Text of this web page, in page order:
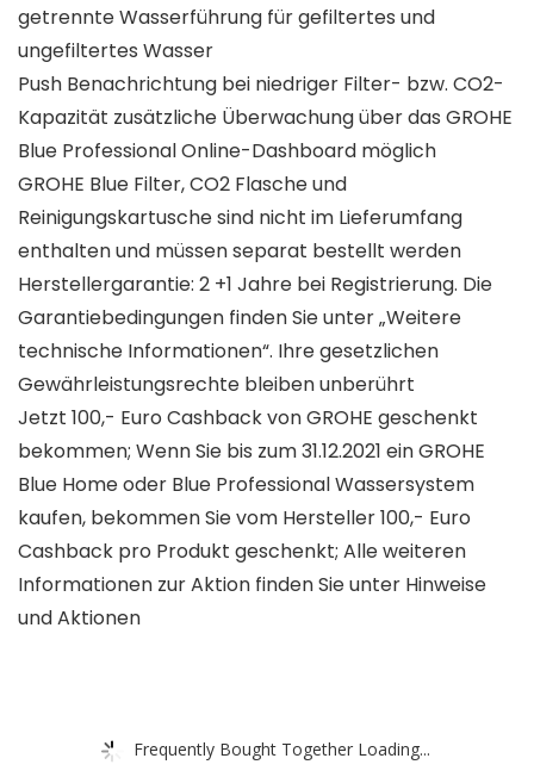
getrennte Wasserführung für gefiltertes und
ungefiltertes Wasser
Push Benachrichtung bei niedriger Filter- bzw. CO2-
Kapazität zusätzliche Überwachung über das GROHE
Blue Professional Online-Dashboard möglich
GROHE Blue Filter, CO2 Flasche und
Reinigungskartusche sind nicht im Lieferumfang
enthalten und müssen separat bestellt werden
Herstellergarantie: 2 +1 Jahre bei Registrierung. Die
Garantiebedingungen finden Sie unter „Weitere
technische Informationen“. Ihre gesetzlichen
Gewährleistungsrechte bleiben unberührt
Jetzt 100,- Euro Cashback von GROHE geschenkt
bekommen; Wenn Sie bis zum 31.12.2021 ein GROHE
Blue Home oder Blue Professional Wassersystem
kaufen, bekommen Sie vom Hersteller 100,- Euro
Cashback pro Produkt geschenkt; Alle weiteren
Informationen zur Aktion finden Sie unter Hinweise
und Aktionen
Frequently Bought Together Loading...